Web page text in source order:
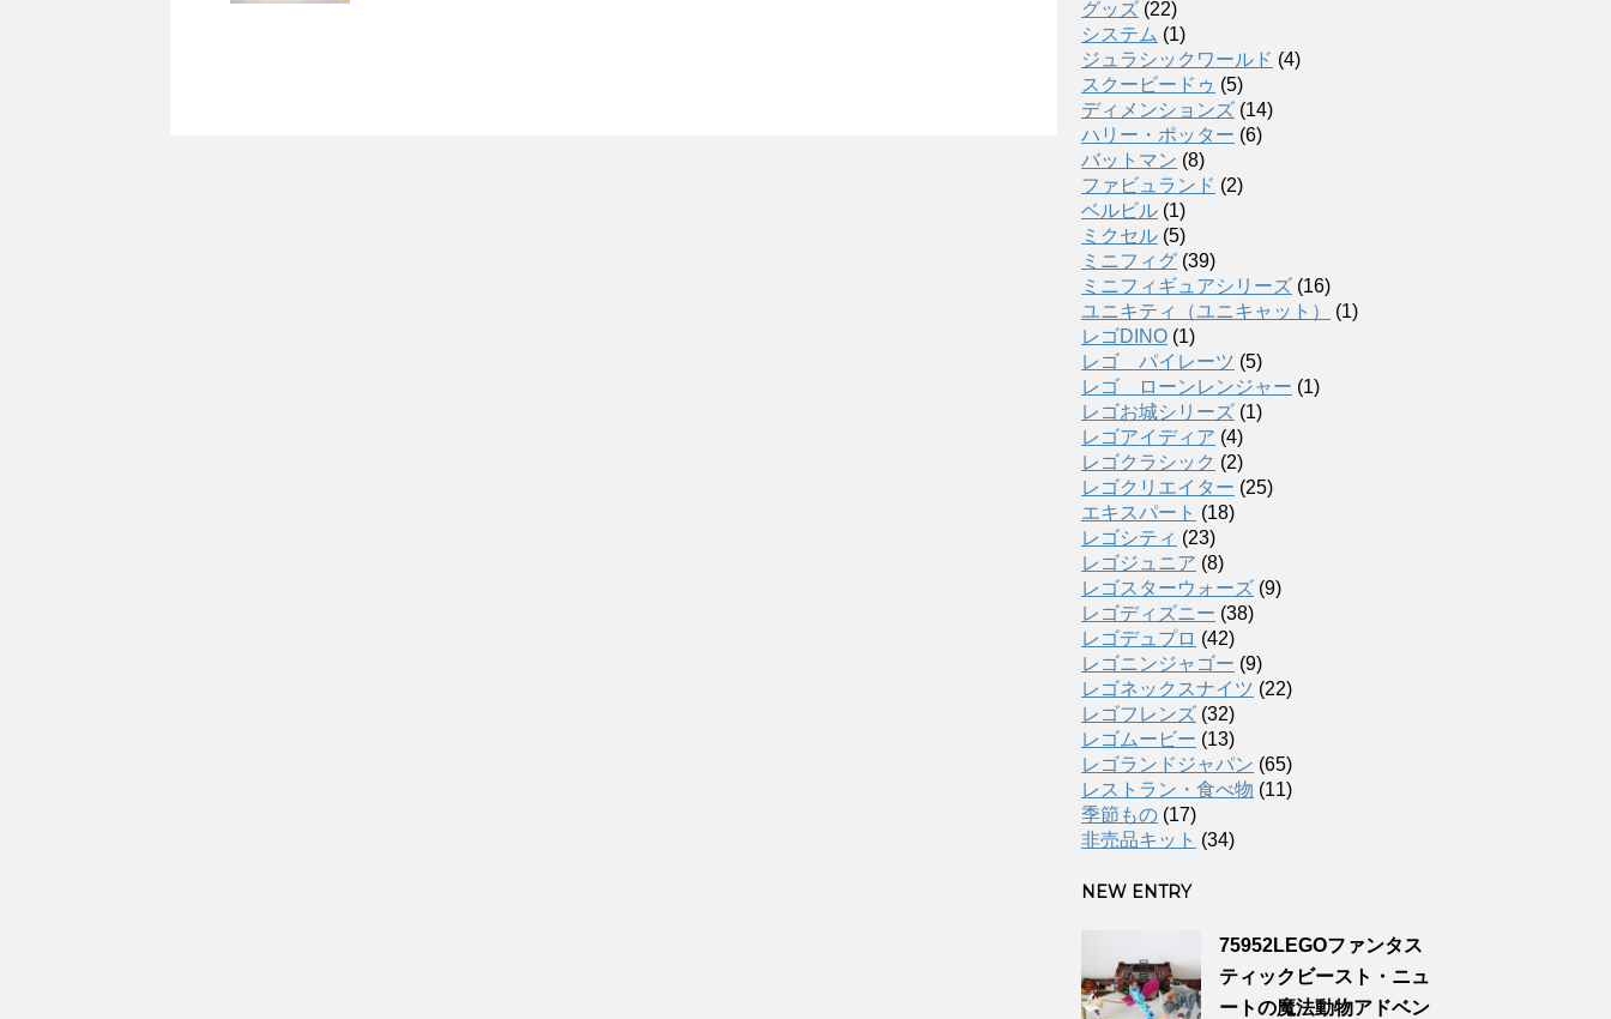
グッズ (22)
システム (1)
ジュラシックワールド (4)
スクービードゥ (5)
ディメンションズ (14)
ハリー・ポッター (6)
バットマン (8)
ファビュランド (2)
ベルビル (1)
ミクセル (5)
ミニフィグ (39)
ミニフィギュアシリーズ (16)
ユニキティ（ユニキャット）
(1)
レゴDINO (1)
レゴ パイレーツ (5)
レゴ ローンレンジャー (1)
レゴお城シリーズ (1)
レゴアイディア (4)
レゴクラシック (2)
レゴクリエイター (25)
エキスパート (18)
レゴシティ (23)
レゴジュニア (8)
レゴスターウォーズ (9)
レゴディズニー (38)
レゴデュプロ (42)
レゴニンジャゴー (9)
レゴネックスナイツ (22)
レゴフレンズ (32)
レゴムービー (13)
レゴランドジャパン (65)
レストラン・食べ物 (11)
季節もの (17)
非売品キット (34)
NEW ENTRY
75952LEGOファンタス
ティックビースト・ニュ
ートの魔法動物アドベン